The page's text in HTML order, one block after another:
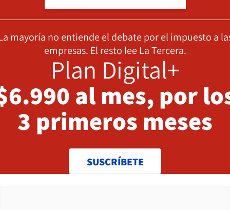
mayoría no entiende el debate por el impuesto a
empresas. El resto lee La Tercera.
Plan Digital+
al mes, por
3 primeros meses
SUSCRÍBETE